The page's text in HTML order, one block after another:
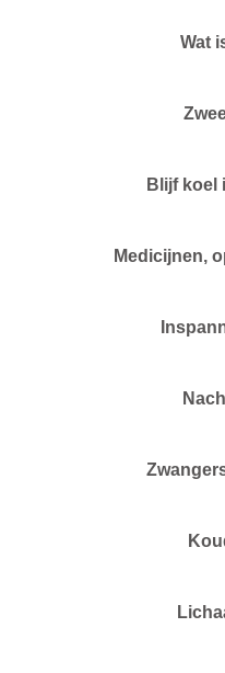
Wat
Blijf koel
Medicijnen,